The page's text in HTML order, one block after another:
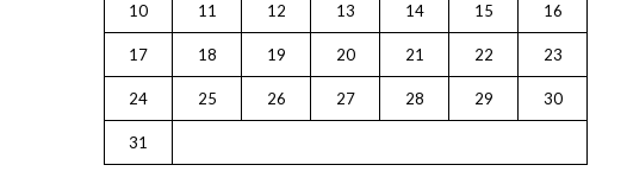
10 11 12 13 14 15 16
17 18 19 20 21 22 23
24 25 26 27 28 29 30
31